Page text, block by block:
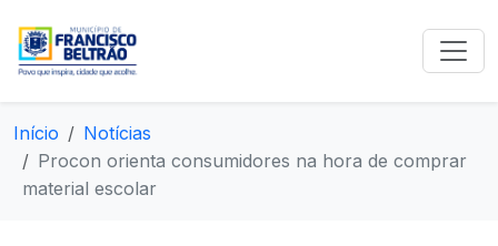
Início
Notícias
Procon orienta consumidores na hora de comprar
material escolar